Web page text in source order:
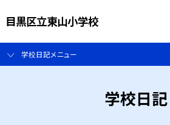
目黒区立東山小学校
学校日記メニュー
学校日記